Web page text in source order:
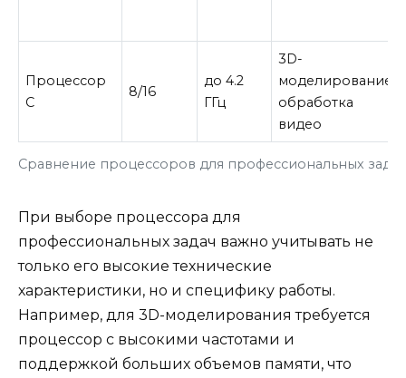
Сравнение процессоров для профессиональных задач
Процессор
C
8/16
до 4.2
ГГц
3D-
моделирование,
обработка
видео
При выборе процессора для
профессиональных задач важно учитывать не
только его высокие технические
характеристики, но и специфику работы.
Например, для 3D-моделирования требуется
процессор с высокими частотами и
поддержкой больших объемов памяти, что